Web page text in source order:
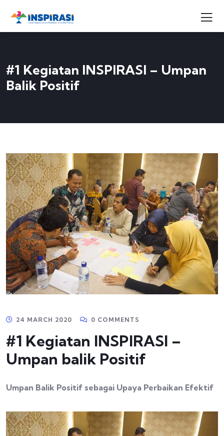
#1 Kegiatan INSPIRASI – Umpan
Balik Positif
24 MARCH 2020 0 COMMENTS
#1 Kegiatan INSPIRASI –
Umpan balik Positif
Umpan Balik Positif sebagai Upaya Perbaikan Efektif